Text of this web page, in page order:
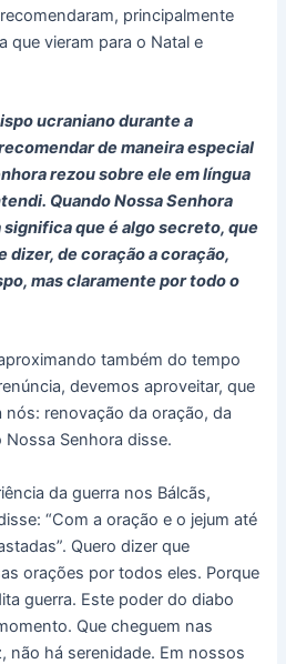
principalmente
que vieram para o Natal e
ucraniano durante a
de maneira especial
rezou sobre ele em língua
Quando Nossa Senhora
significa que é algo secreto, que
dizer, de coração a coração,
mas claramente por todo o
também do tempo
devemos aproveitar, que
nós: renovação da oração, da
Senhora disse.
da guerra nos Bálcãs,
“Com a oração e o jejum até
Quero dizer que
orações por todos eles. Porque
guerra. Este poder do diabo
Que cheguem nas
não há serenidade. Em nossos